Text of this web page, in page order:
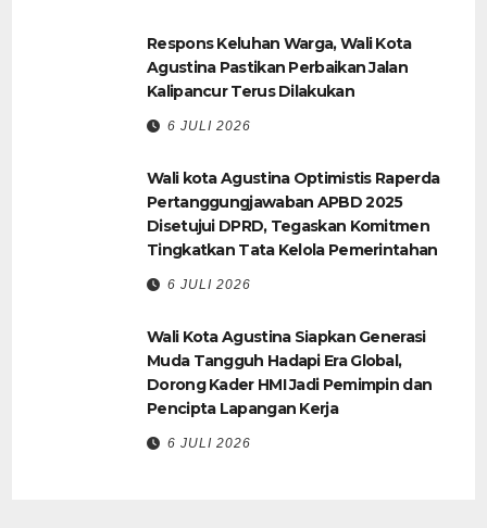
Respons Keluhan Warga, Wali Kota
Agustina Pastikan Perbaikan Jalan
Kalipancur Terus Dilakukan
6 JULI 2026
Wali kota Agustina Optimistis Raperda
Pertanggungjawaban APBD 2025
Disetujui DPRD, Tegaskan Komitmen
Tingkatkan Tata Kelola Pemerintahan
6 JULI 2026
Wali Kota Agustina Siapkan Generasi
Muda Tangguh Hadapi Era Global,
Dorong Kader HMI Jadi Pemimpin dan
Pencipta Lapangan Kerja
6 JULI 2026